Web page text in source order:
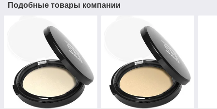
Подобные товары компании